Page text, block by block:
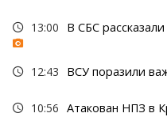
13:00 В СБС
12:43 ВСУ поразили
10:56 Атакован НПЗ в